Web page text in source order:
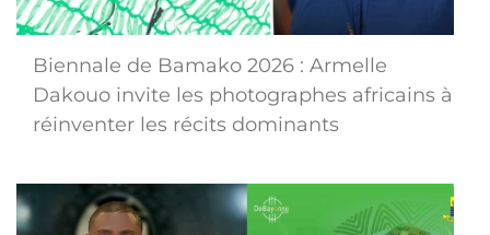
Biennale de Bamako 2026 : Armelle
Dakouo invite les photographes africains à
réinventer les récits dominants